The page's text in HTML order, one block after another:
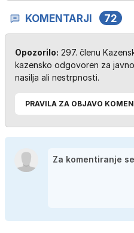
KOMENTARJI 72
Opozorilo: 297. členu
kazensko odgovoren za
nasilja ali nestrpnosti.
PRAVILA ZA OBJAVO